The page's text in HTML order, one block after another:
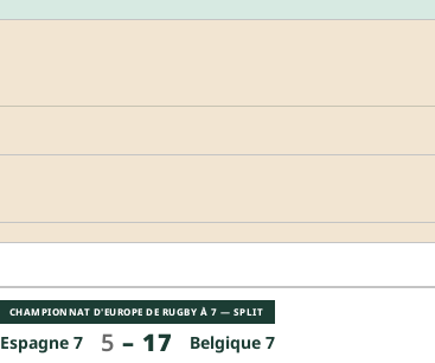
CHAMPIONNAT D'EUROPE DE RUGBY À 7 — SPLIT
Espagne 7 5 – 17 Belgique 7